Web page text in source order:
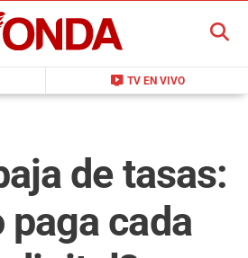
live_tv TV EN VIVO
BUSCAR
de tasas:
paga cada